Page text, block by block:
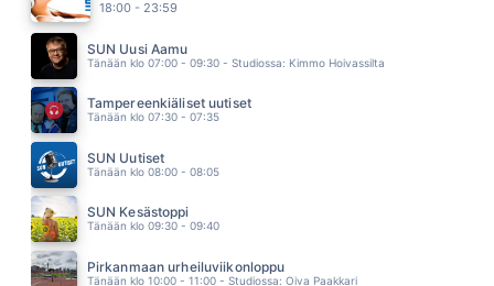
17.58
TUURE KILPELÄINEN JA KAIHON KARAVAANI
17.54
SIR ELWOODIN HILJAISET VÄRIT
17.49
MIKAEL GABRIEL
17.45
18:00 - 23:59
SUN Uusi Aamu
Tänään klo 07:00 - 09:30 - Studiossa: Kimmo Hoivassilta
Tampereenkiäliset uutiset
Tänään klo 07:30 - 07:35
SUN Uutiset
Tänään klo 08:00 - 08:05
SUN Kesästoppi
Tänään klo 09:30 - 09:40
Pirkanmaan urheiluviikonloppu
Tänään klo 10:00 - 11:00 - Studiossa: Oiva Paakkari